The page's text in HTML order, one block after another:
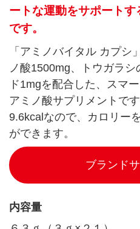
ートな運動をサポート
です。
「アミノバイタル カプシ
ノ酸1500mg、トウガラ
ド1mgを配合した、スマ
アミノ酸サプリメントで
9.6kcalなので、カロリー
ができます。
ブランド
内容量